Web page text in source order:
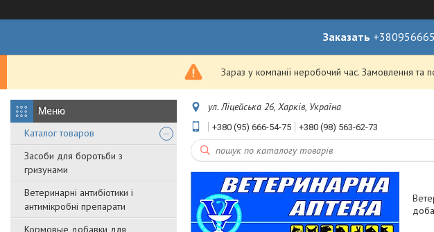
Заказать
Зараз у компанії неробочий час. Замовлення
Каталог товаров
Засоби для боротьби з
гризунами
Ветеринарні антибіотики і
антимікробні препарати
Кормовые добавки для
ул. Ліцейська 26, Харків, Україна
+380 (95) 666-54-75 +380 (98) 563-62-73